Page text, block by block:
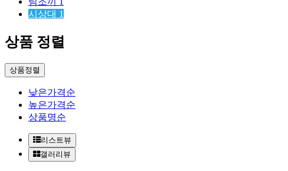
시상대 1
상품 정렬
상품정렬
낮은가격순
높은가격순
상품명순
리스트뷰
갤러리뷰